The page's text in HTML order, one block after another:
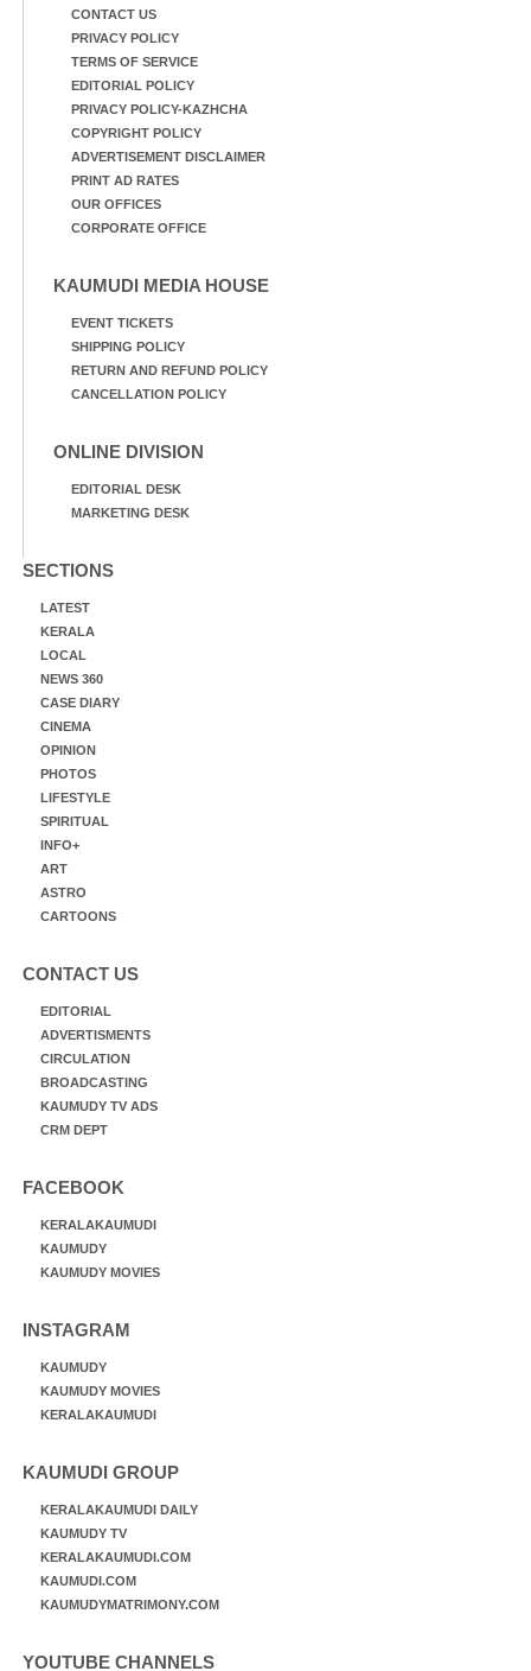
CONTACT US
PRIVACY POLICY
TERMS OF SERVICE
EDITORIAL POLICY
PRIVACY POLICY-KAZHCHA
COPYRIGHT POLICY
ADVERTISEMENT DISCLAIMER
PRINT AD RATES
OUR OFFICES
CORPORATE OFFICE
KAUMUDI MEDIA HOUSE
EVENT TICKETS
SHIPPING POLICY
RETURN AND REFUND POLICY
CANCELLATION POLICY
ONLINE DIVISION
EDITORIAL DESK
MARKETING DESK
SECTIONS
LATEST
KERALA
LOCAL
NEWS 360
CASE DIARY
CINEMA
OPINION
PHOTOS
LIFESTYLE
SPIRITUAL
INFO+
ART
ASTRO
CARTOONS
CONTACT US
EDITORIAL
ADVERTISMENTS
CIRCULATION
BROADCASTING
KAUMUDY TV ADS
CRM DEPT
FACEBOOK
KERALAKAUMUDI
KAUMUDY
KAUMUDY MOVIES
INSTAGRAM
KAUMUDY
KAUMUDY MOVIES
KERALAKAUMUDI
KAUMUDI GROUP
KERALAKAUMUDI DAILY
KAUMUDY TV
KERALAKAUMUDI.COM
KAUMUDI.COM
KAUMUDYMATRIMONY.COM
YOUTUBE CHANNELS